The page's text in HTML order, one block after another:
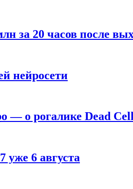
за 20 часов после
нейросети
— о рогалике Dead
уже 6 августа